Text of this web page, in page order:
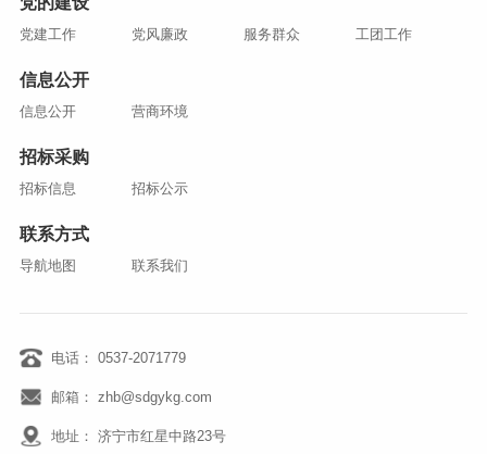
党建工作 党风廉政 服务群众 工团工作
信息公开
信息公开 营商环境
招标采购
招标信息 招标公示
联系方式
导航地图 联系我们
电话： 0537-2071779
邮箱： zhb@sdgykg.com
地址： 济宁市红星中路23号